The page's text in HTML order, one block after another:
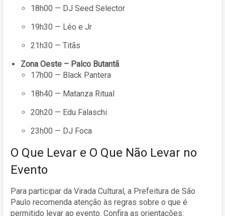
18h00 — DJ Seed Selector
19h30 — Léo e Jr
21h30 — Titãs
Zona Oeste – Palco Butantã
17h00 — Black Pantera
18h40 — Matanza Ritual
20h20 — Edu Falaschi
23h00 — DJ Foca
O Que Levar e O Que Não Levar no
Evento
Para participar da Virada Cultural, a Prefeitura de São
Paulo recomenda atenção às regras sobre o que é
permitido levar ao evento. Confira as orientações: